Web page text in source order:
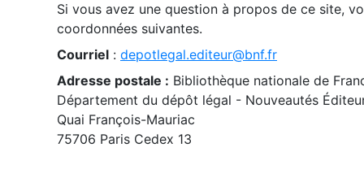
Si vous avez une question à propos de ce site,
coordonnées suivantes.
Courriel : depotlegal.editeur@bnf.fr
Adresse postale : Bibliothèque nationale de
Département du dépôt légal - Nouveautés
Quai François-Mauriac
75706 Paris Cedex 13